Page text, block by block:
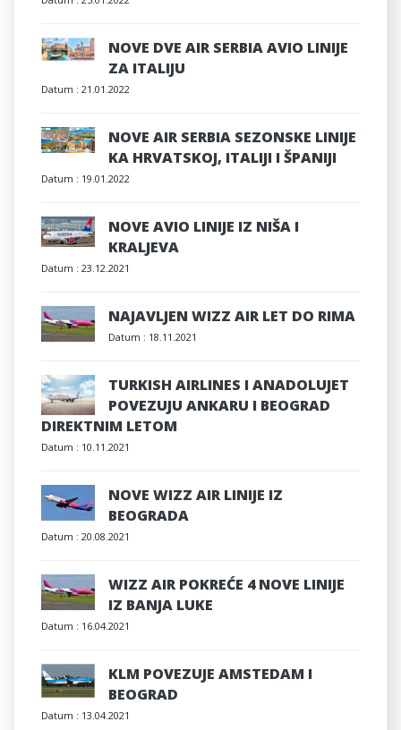
NOVE DVE AIR SERBIA AVIO LINIJE
ZA ITALIJU
Datum : 21.01.2022
NOVE AIR SERBIA SEZONSKE LINIJE
KA HRVATSKOJ, ITALIJI I ŠPANIJI
Datum : 19.01.2022
NOVE AVIO LINIJE IZ NIŠA I
KRALJEVA
Datum : 23.12.2021
NAJAVLJEN WIZZ AIR LET DO RIMA
Datum : 18.11.2021
TURKISH AIRLINES I ANADOLUJET
POVEZUJU ANKARU I BEOGRAD
DIREKTNIM LETOM
Datum : 10.11.2021
NOVE WIZZ AIR LINIJE IZ
BEOGRADA
Datum : 20.08.2021
WIZZ AIR POKREĆE 4 NOVE LINIJE
IZ BANJA LUKE
Datum : 16.04.2021
KLM POVEZUJE AMSTEDAM I
BEOGRAD
Datum : 13.04.2021